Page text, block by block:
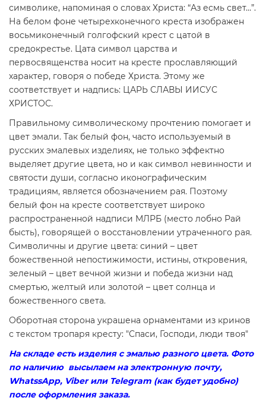
символике, напоминая о словах Христа: “Аз есмь свет…”.
На белом фоне четырехконечного креста изображен
восьмиконечный голгофский крест с цатой в
средокрестье. Цата символ царства и
первосвященства носит на кресте прославляющий
характер, говоря о победе Христа. Этому же
соответствует и надпись: ЦАРЬ СЛАВЫ ИИСУС
ХРИСТОС.
Правильному символическому прочтению помогает и
цвет эмали. Так белый фон, часто используемый в
русских эмалевых изделиях, не только эффектно
выделяет другие цвета, но и как символ невинности и
святости души, согласно иконографическим
традициям, является обозначением рая. Поэтому
белый фон на кресте соответствует широко
распространенной надписи МЛРБ (место лобно Рай
бысть), говорящей о восстановлении утраченного рая.
Символичны и другие цвета: синий – цвет
божественной непостижимости, истины, откровения,
зеленый – цвет вечной жизни и победа жизни над
смертью, желтый или золотой – цвет солнца и
божественного света.
Оборотная сторона украшена орнаментами из кринов
с текстом тропаря кресту: "Спаси, Господи, люди твоя"
На складе есть изделия с эмалью разного цвета. Фото
по наличию высылаем на электронную почту,
WhatssApp, Viber или Telegram (как будет удобно)
после оформления заказа.